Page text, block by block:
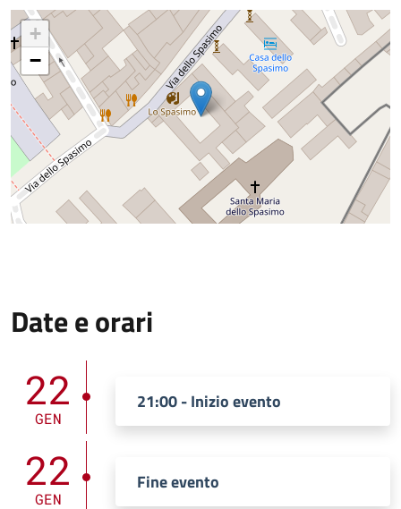
+
−
Date e orari
22
GEN
21:00 - Inizio evento
22
GEN
Fine evento